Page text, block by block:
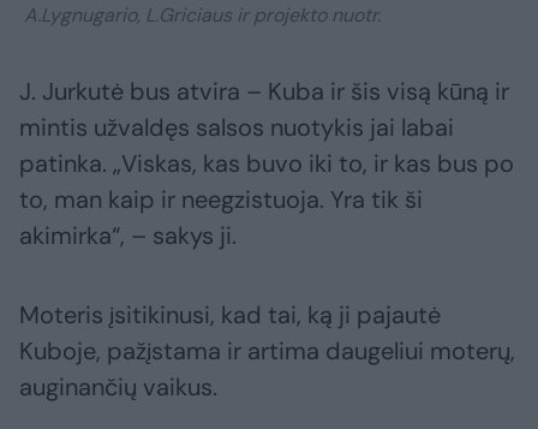
A.Lygnugario, L.Griciaus ir projekto nuotr.
J. Jurkutė bus atvira – Kuba ir šis visą kūną ir
mintis užvaldęs salsos nuotykis jai labai
patinka. „Viskas, kas buvo iki to, ir kas bus po
to, man kaip ir neegzistuoja. Yra tik ši
akimirka“, – sakys ji.
Moteris įsitikinusi, kad tai, ką ji pajautė
Kuboje, pažįstama ir artima daugeliui moterų,
auginančių vaikus.